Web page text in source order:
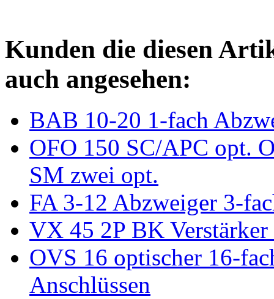
Kunden die diesen
auch angesehen:
BAB 10-20 1-fach
OFO 150 SC/APC opt.
SM zwei opt.
FA 3-12 Abzweiger 3-
VX 45 2P BK
OVS 16 optischer 16-
Anschlüssen